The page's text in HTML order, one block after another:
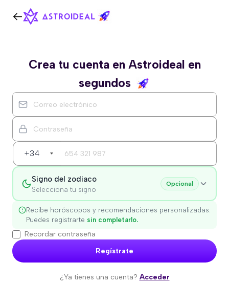
Crea tu cuenta en Astroideal en
segundos
+34
Signo del zodiaco
Selecciona tu signo
Opcional
Recibe horóscopos y recomendaciones personalizadas.
Puedes registrarte sin completarlo.
Recordar contraseña
Regístrate
¿Ya tienes una cuenta? Acceder